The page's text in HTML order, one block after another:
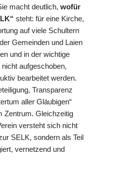
macht deutlich, wofür
steht: für eine Kirche,
auf viele Schultern
Gemeinden und Laien
und in der wichtige
aufgeschoben,
bearbeitet werden.
Transparenz
aller Gläubigen“
Zentrum. Gleichzeitig
versteht sich nicht
SELK, sondern als Teil
vernetzend und